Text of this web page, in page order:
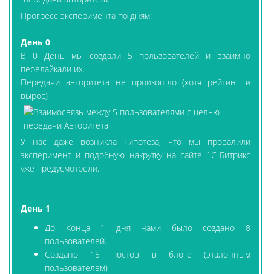
Прогресс эксперимента по дням:
День 0
В 0 День мы создали 5 пользователей и взаимно
перелайкали их.
Передачи авторитета не произошло (хотя рейтинг и
вырос)
У нас даже возникла Гипотеза, что мы провалили
эксперимент и подобную накрутку на сайте 1С-Битрикс
уже предусмотрели.
День 1
До Конца 1 дня нами было создано 8
пользователей.
Создано 15 постов в блоге (эталонным
пользователем)